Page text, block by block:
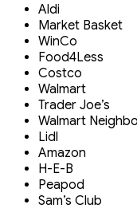
Aldi
Market Basket
WinCo
Food4Less
Costco
Walmart
Trader Joe’s
Walmart
Lidl
Amazon
H-E-B
Peapod
Sam’s Club